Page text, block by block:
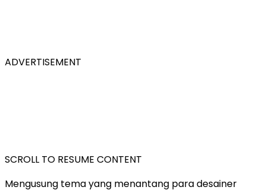
ADVERTISEMENT
SCROLL TO RESUME CONTENT
Mengusung tema yang menantang para desainer